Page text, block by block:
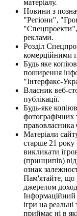
матеріалу.
Новини з
"Регіони",
реклами.
Розділ
комерційними
Будь яке
поширення
"Інтерфакс-
Власник веб-
публікації.
Будь-яке
фотографічних
правовласника
Матеріали
старше 21 року
викликати
(принципів)
ознак
Пам'ятайте, що
джерелом
Інформаційний
ігри на
приймає ні в